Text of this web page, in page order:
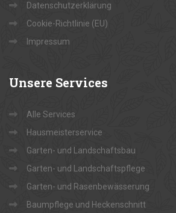
Datenschutzerklärung
Cookie-Richtlinie (EU)
Impressum
Unsere Services
Alle Services
Hausmeisterservice
Garten- und Landschaftsbau
Garten- und Landschaftspflege
Garten- und Rasenbewässerung
Baumpflege und Heckenschnitt